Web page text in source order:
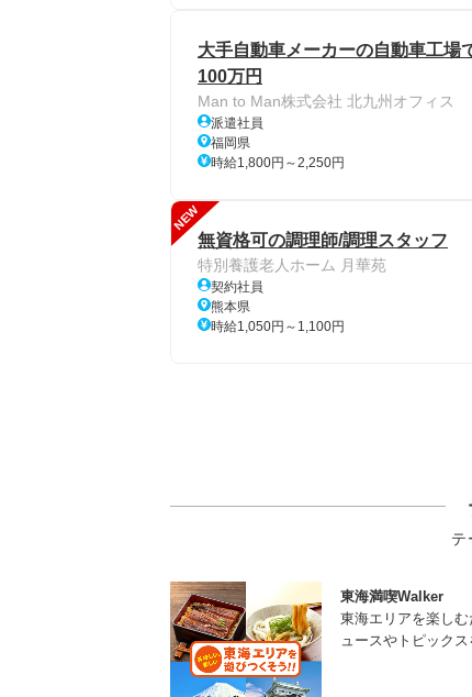
大手自動車メーカーの自動車工場
100万円
Man to Man株式会社 北九州オフィス
派遣社員
福岡県
時給1,800円～2,250円
NEW
無資格可の調理師/調理スタッフ
特別養護老人ホーム 月華苑
契約社員
熊本県
時給1,050円～1,100円
テ
東海満喫Walker
東海エリアを楽しむ
ュースやトピック